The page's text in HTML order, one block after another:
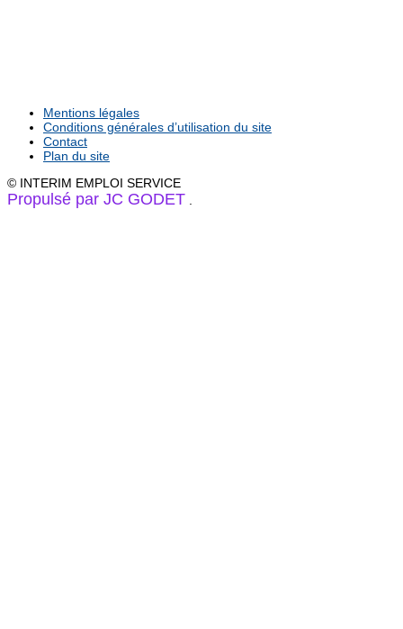
Mentions légales
Conditions générales d’utilisation du site
Contact
Plan du site
© INTERIM EMPLOI SERVICE
Propulsé par JC GODET